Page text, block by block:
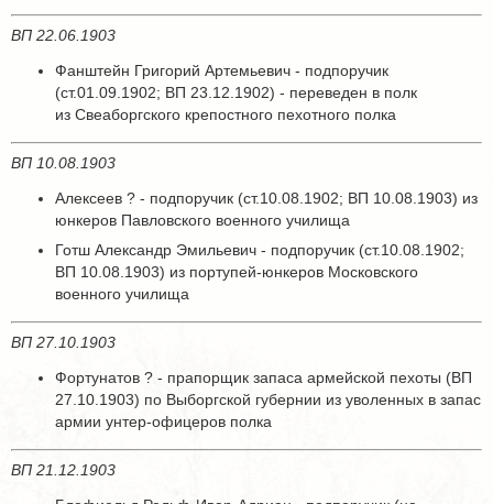
ВП 22.06.1903
Фанштейн Григорий Артемьевич - подпоручик
(ст.01.09.1902; ВП 23.12.1902) - переведен в полк
из Свеаборгского крепостного пехотного полка
ВП 10.08.1903
Алексеев ? - подпоручик (ст.10.08.1902; ВП 10.08.1903) из
юнкеров Павловского военного училища
Готш Александр Эмильевич - подпоручик (ст.10.08.1902;
ВП 10.08.1903) из портупей-юнкеров Московского
военного училища
ВП 27.10.1903
Фортунатов ? - прапорщик запаса армейской пехоты (ВП
27.10.1903) по Выборгской губернии из уволенных в запас
армии унтер-офицеров полка
ВП 21.12.1903